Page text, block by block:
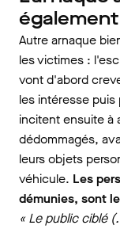
Autre arnaque
les victimes :
vont d'abord
les intéresse puis
incitent ensuite à
dédommagés,
leurs objets
véhicule. Les
démunies, sont
« Le public ciblé